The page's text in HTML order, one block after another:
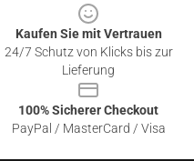
Kaufen Sie mit Vertrauen
24/7 Schutz von Klicks bis zur
Lieferung
100% Sicherer Checkout
PayPal / MasterCard / Visa